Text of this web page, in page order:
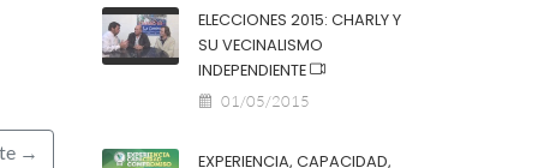
→
ELECCIONES 2015: CHARLY Y
SU VECINALISMO
INDEPENDIENTE
01/05/2015
EXPERIENCIA, CAPACIDAD,